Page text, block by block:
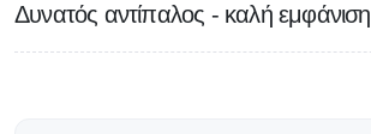
Δυνατός αντίπαλος - καλή εμφάνιση